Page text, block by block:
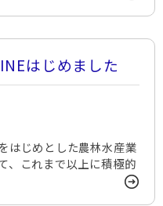
はじめました
はじめとした農林水産業
、これまで以上に積極的